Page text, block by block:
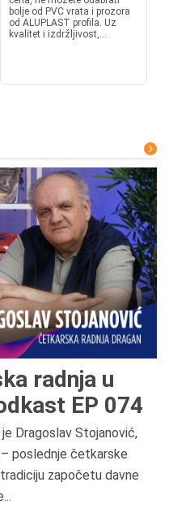
bolje od PVC vrata i prozora
od ALUPLAST profila. Uz
kvalitet i izdržljivost,...
radnja u
EP 074
Dragoslav Stojanović,
poslednje četkarske
započetu davne